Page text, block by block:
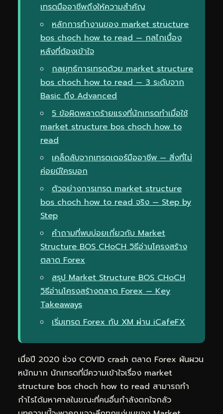
เทรดมืออาชีพถึงให้ความสำคัญ
หลักการทำงานของ market structure
bos choch how to read — กลไกเบื้อง
หลังที่ต้องเข้าใจ
กลยุทธ์การเทรดด้วย market structure
bos choch how to read — 3 ระดับจาก
Basic ถึง Advanced
5 ข้อผิดพลาดร้ายแรงที่นักเทรดทำเมื่อใช้
market structure bos choch how to
read
เคล็ดลับจากเทรดเดอร์มืออาชีพ — สิ่งที่ไม่
ค่อยมีใครบอก
ตัวอย่างการเทรด market structure
bos choch how to read จริง — Step by
Step
คำถามที่พบบ่อยเกี่ยวกับ Market
Structure BOS CHoCH วิธีอ่านโครงสร้าง
ตลาด Forex
สรุป Market Structure BOS CHoCH
วิธีอ่านโครงสร้างตลาด Forex — Key
Takeaways
เริ่มเทรด Forex กับ XM ผ่าน iCafeFX
เมื่อปี 2020 ช่วง COVID crash ตลาด Forex ผันผวน
หนักมาก นักเทรดที่มีความเข้าใจเรื่อง market
structure bos choch how to read สามารถทำ
กำไรได้มหาศาลในขณะที่คนอื่นกำลังตกใจกลัว